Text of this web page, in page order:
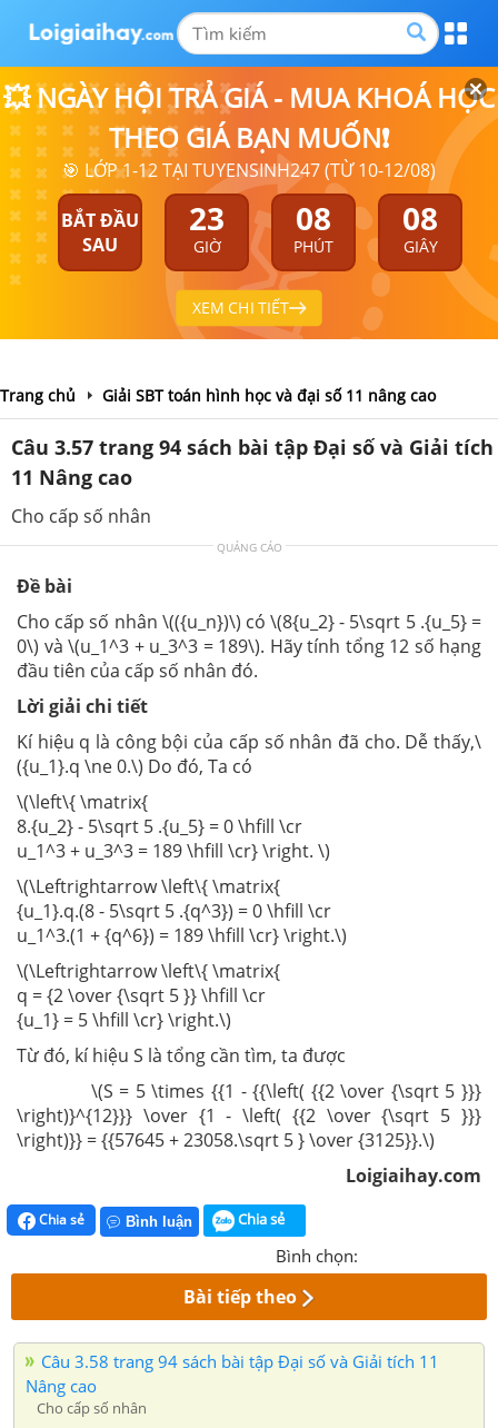
💥 NGÀY HỘI TRẢ GIÁ - MUA KHOÁ HỌC
THEO GIÁ BẠN MUỐN❗
🎯 LỚP 1-12 TẠI TUYENSINH247 (TỪ 10-12/08)
BẮT ĐẦU
SAU
23
GIỜ
08
PHÚT
07
GIÂY
XEM CHI TIẾT
Trang chủ Giải SBT toán hình học và đại số 11 nâng cao
Câu 3.57 trang 94 sách bài tập Đại số và Giải tích
11 Nâng cao
Cho cấp số nhân
QUẢNG CÁO
Đề bài
Cho cấp số nhân \(({u_n})\) có \(8{u_2} - 5\sqrt 5 .{u_5} =
0\) và \(u_1^3 + u_3^3 = 189\). Hãy tính tổng 12 số hạng
đầu tiên của cấp số nhân đó.
Lời giải chi tiết
Kí hiệu q là công bội của cấp số nhân đã cho. Dễ thấy,\
({u_1}.q \ne 0.\) Do đó, Ta có
\(\left\{ \matrix{
8.{u_2} - 5\sqrt 5 .{u_5} = 0 \hfill \cr
u_1^3 + u_3^3 = 189 \hfill \cr} \right. \)
\(\Leftrightarrow \left\{ \matrix{
{u_1}.q.(8 - 5\sqrt 5 .{q^3}) = 0 \hfill \cr
u_1^3.(1 + {q^6}) = 189 \hfill \cr} \right.\)
\(\Leftrightarrow \left\{ \matrix{
q = {2 \over {\sqrt 5 }} \hfill \cr
{u_1} = 5 \hfill \cr} \right.\)
Từ đó, kí hiệu S là tổng cần tìm, ta được
\(S = 5 \times {{1 - {{\left( {{2 \over {\sqrt 5 }}}
\right)}^{12}}} \over {1 - \left( {{2 \over {\sqrt 5 }}}
\right)}} = {{57645 + 23058.\sqrt 5 } \over {3125}}.\)
Loigiaihay.com
Chia sẻ Bình luận Chia sẻ
Bình chọn:
Bài tiếp theo
Câu 3.58 trang 94 sách bài tập Đại số và Giải tích 11
Nâng cao
Cho cấp số nhân